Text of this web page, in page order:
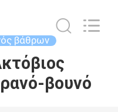
βάθρων
βουνό